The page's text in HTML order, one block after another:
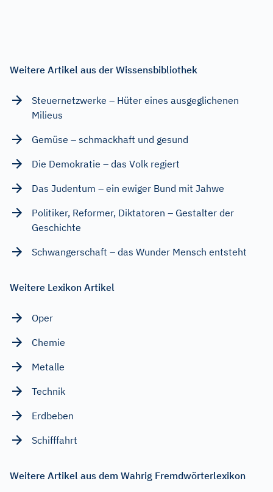
Weitere Artikel aus der Wissensbibliothek
Steuernetzwerke – Hüter eines ausgeglichenen
Milieus
Gemüse – schmackhaft und gesund
Die Demokratie – das Volk regiert
Das Judentum – ein ewiger Bund mit Jahwe
Politiker, Reformer, Diktatoren – Gestalter der
Geschichte
Schwangerschaft – das Wunder Mensch entsteht
Weitere Lexikon Artikel
Oper
Chemie
Metalle
Technik
Erdbeben
Schifffahrt
Weitere Artikel aus dem Wahrig Fremdwörterlexikon